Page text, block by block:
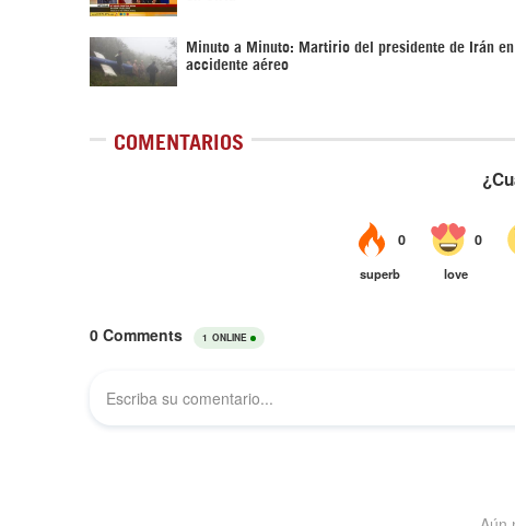
Minuto a Minuto: Martirio del presidente de Irán en
accidente aéreo
COMENTARIOS